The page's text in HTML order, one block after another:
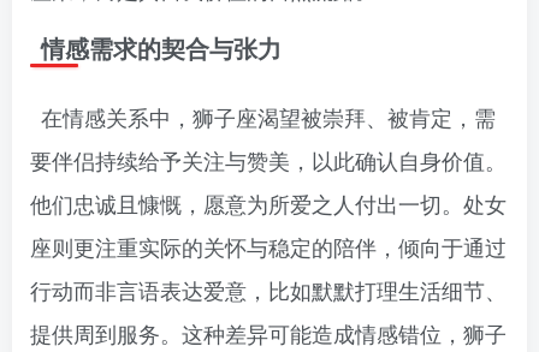
情感需求的契合与张力
在情感关系中，狮子座渴望被崇拜、被肯定，需
要伴侣持续给予关注与赞美，以此确认自身价值。
他们忠诚且慷慨，愿意为所爱之人付出一切。处女
座则更注重实际的关怀与稳定的陪伴，倾向于通过
行动而非言语表达爱意，比如默默打理生活细节、
提供周到服务。这种差异可能造成情感错位，狮子